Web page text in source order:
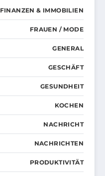
FINANZEN & IMMOBILIEN
FRAUEN / MODE
GENERAL
GESCHÄFT
GESUNDHEIT
KOCHEN
NACHRICHT
NACHRICHTEN
PRODUKTIVITÄT